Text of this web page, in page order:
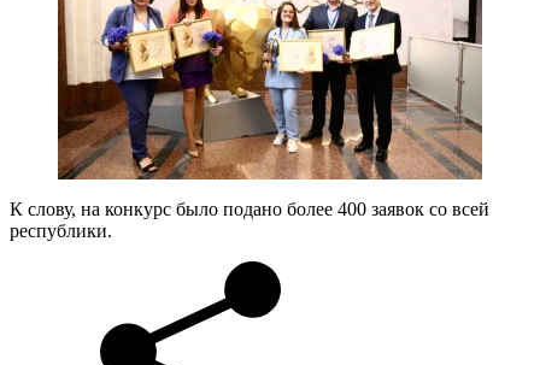
К слову, на конкурс было подано более 400 заявок со всей
республики.